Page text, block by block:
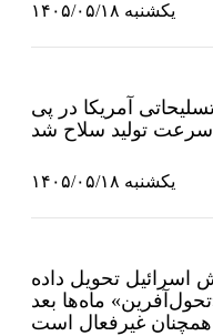
یکشنبه ۱۴۰۵/۰۵/۱۸
آمریکا در پی
سرعت تولید سلاح شد
یکشنبه ۱۴۰۵/۰۵/۱۸
اسرائیل تحویل داده
ماه‌ها بعد
همچنان غیرفعال است